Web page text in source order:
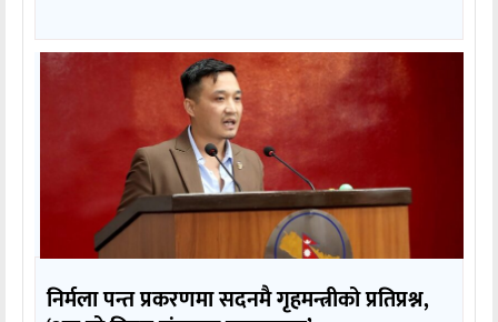
निर्मला पन्त प्रकरणमा सदनमै गृहमन्त्रीको प्रतिप्रश्न,